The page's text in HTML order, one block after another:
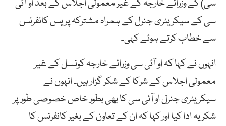
سی) کے وزرائے خارجہ کے غیر معمولی اجلاس کے بعد او آئی
سی کے سیکریٹری جنرل کے ہمراہ مشترکہ پریس کانفرنس
سے خطاب کرتے ہوئے کہی۔
انہوں نے کہا کہ او آئی سی وزرائے خارجہ کونسل کے غیر
معمولی اجلاس کے شرکا کے شکر گزار ہیں۔ انہوں نے
سیکریٹری جنرل او آئی سی کا بھی بطور خاص خصوصی طور پر
شکریہ ادا کیا اور کہا کہ ان کے تعاون کے بغیر کانفرنس کا